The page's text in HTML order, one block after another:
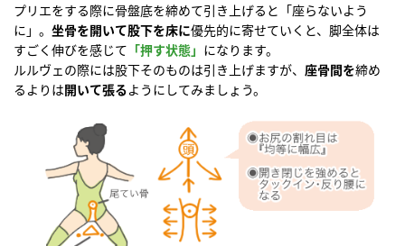
プリエをする際に骨盤底を締めて引き上げると「座らないよう
に」。 坐骨を開いて股下を床に優先的に寄せていくと、脚全体は
すごく伸びを感じて 「押す状態」 になります。
ルルヴェの際には股下そのものは引き上げますが、 座骨間を締め
るよりは開いて張るようにしてみましょう。